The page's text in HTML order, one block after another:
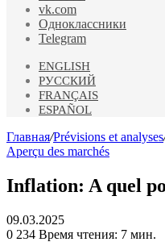
vk.com
Одноклассники
Telegram
ENGLISH
РУССКИЙ
FRANÇAIS
ESPAÑOL
Главная/Prévisions et analyses
Aperçu des marchés
Inflation: A quel
09.03.2025
0 234 Время чтения: 7 мин.